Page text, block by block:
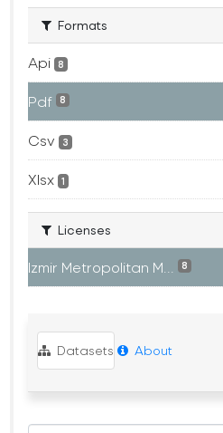
Formats
Api 8
Pdf 8
Csv 3
Xlsx 1
Licenses
Izmir Metropolitan M... 8
Datasets About